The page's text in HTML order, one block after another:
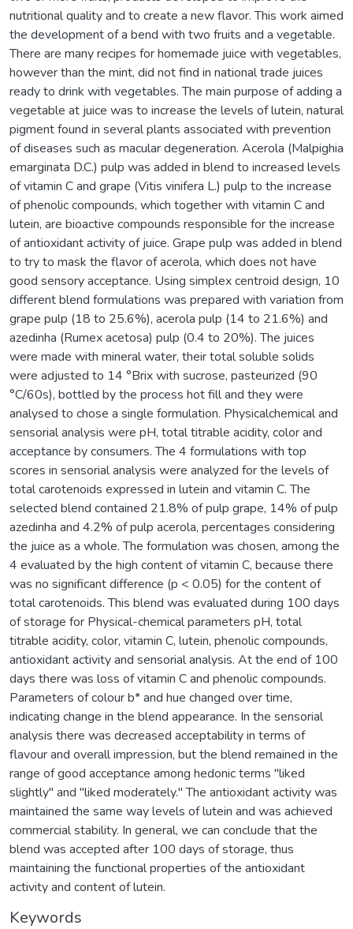
nutritional quality and to create a new flavor. This work aimed
the development of a bend with two fruits and a vegetable.
There are many recipes for homemade juice with vegetables,
however than the mint, did not find in national trade juices
ready to drink with vegetables. The main purpose of adding a
vegetable at juice was to increase the levels of lutein, natural
pigment found in several plants associated with prevention
of diseases such as macular degeneration. Acerola (Malpighia
emarginata D.C.) pulp was added in blend to increased levels
of vitamin C and grape (Vitis vinifera L.) pulp to the increase
of phenolic compounds, which together with vitamin C and
lutein, are bioactive compounds responsible for the increase
of antioxidant activity of juice. Grape pulp was added in blend
to try to mask the flavor of acerola, which does not have
good sensory acceptance. Using simplex centroid design, 10
different blend formulations was prepared with variation from
grape pulp (18 to 25.6%), acerola pulp (14 to 21.6%) and
azedinha (Rumex acetosa) pulp (0.4 to 20%). The juices
were made with mineral water, their total soluble solids
were adjusted to 14 °Brix with sucrose, pasteurized (90
°C/60s), bottled by the process hot fill and they were
analysed to chose a single formulation. Physicalchemical and
sensorial analysis were pH, total titrable acidity, color and
acceptance by consumers. The 4 formulations with top
scores in sensorial analysis were analyzed for the levels of
total carotenoids expressed in lutein and vitamin C. The
selected blend contained 21.8% of pulp grape, 14% of pulp
azedinha and 4.2% of pulp acerola, percentages considering
the juice as a whole. The formulation was chosen, among the
4 evaluated by the high content of vitamin C, because there
was no significant difference (p < 0.05) for the content of
total carotenoids. This blend was evaluated during 100 days
of storage for Physical-chemical parameters pH, total
titrable acidity, color, vitamin C, lutein, phenolic compounds,
antioxidant activity and sensorial analysis. At the end of 100
days there was loss of vitamin C and phenolic compounds.
Parameters of colour b* and hue changed over time,
indicating change in the blend appearance. In the sensorial
analysis there was decreased acceptability in terms of
flavour and overall impression, but the blend remained in the
range of good acceptance among hedonic terms "liked
slightly" and "liked moderately." The antioxidant activity was
maintained the same way levels of lutein and was achieved
commercial stability. In general, we can conclude that the
blend was accepted after 100 days of storage, thus
maintaining the functional properties of the antioxidant
activity and content of lutein.
Keywords